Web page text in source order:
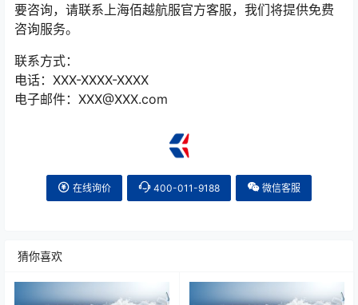
要咨询，请联系上海佰越航服官方客服，我们将提供免费
咨询服务。
联系方式：
电话：XXX-XXXX-XXXX
电子邮件：XXX@XXX.com
在线询价 400-011-9188 微信客服
猜你喜欢